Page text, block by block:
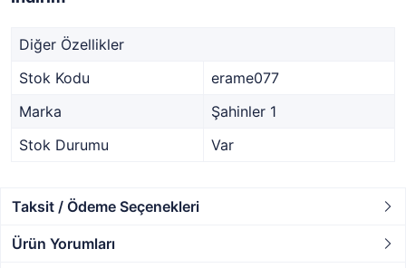
Diğer Özellikler
Stok Kodu
erame077
Marka
Şahinler 1
Stok Durumu
Var
Taksit / Ödeme Seçenekleri
Ürün Yorumları